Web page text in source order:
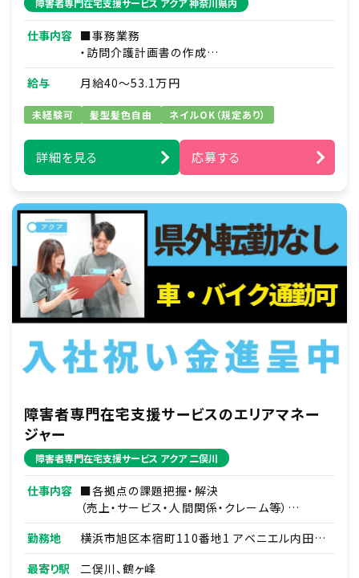
仕事内容 ■事務業務
・訪問介護計画書の作成
・介護、看護の提携先との調整
・研修資料作成
■訪問介護実務
・新規利用者支援プラン作成と職員への指導
・家事支援：日用品の買い物代行・薬の受け取り
や趣味への同伴など
例）ズーラシア見学／アイドルショップへの買い
物同行／アイドルコンサートへの同伴
・身体介護支援：食事や入浴、排せつ介助、着替
え、洗顔、など
※直行直帰
給与 月給40～53.1万円
未経験可 髪型髪色自由 ネイルOK（規定あり）
詳細を見る 応募する
障害者専門在宅支援サービスのエリアマネー
ジャー
障害者専門在宅支援サービス アクア 二俣川
仕事内容 ■各拠点の課題把握・解決
（売上・サービス・人間関係・クレーム等）
■部下である拠点責任者2～4名のマネジメント
■訪問介護の円滑な運営
■その他付随する業務
勤務地
横浜市旭区本宿町110番地1 アベニエル内田
105号室
最寄り駅
二俣川、鶴ヶ峰